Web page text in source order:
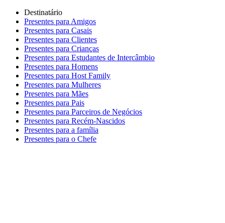
Destinatário
Presentes para Amigos
Presentes para Casais
Presentes para Clientes
Presentes para Crianças
Presentes para Estudantes de Intercâmbio
Presentes para Homens
Presentes para Host Family
Presentes para Mulheres
Presentes para Mães
Presentes para Pais
Presentes para Parceiros de Negócios
Presentes para Recém-Nascidos
Presentes para a família
Presentes para o Chefe